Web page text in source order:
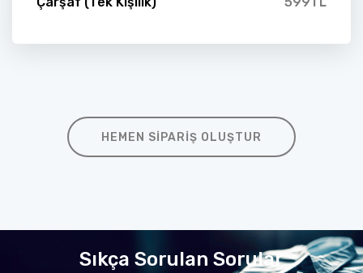
HEMEN SIPARIŞ OLUŞTUR
Sıkça Sorulan Sorular